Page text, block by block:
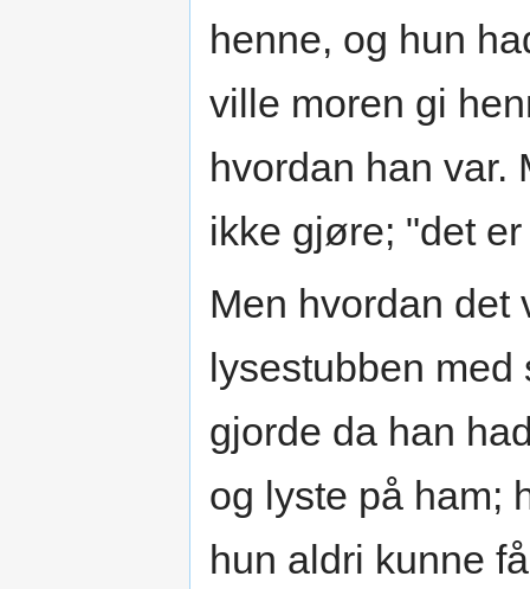
henne, og hun
ville moren gi
hvordan han var.
ikke gjøre; "det
Men hvordan det
lysestubben
gjorde da han
og lyste på ham;
hun aldri kunne